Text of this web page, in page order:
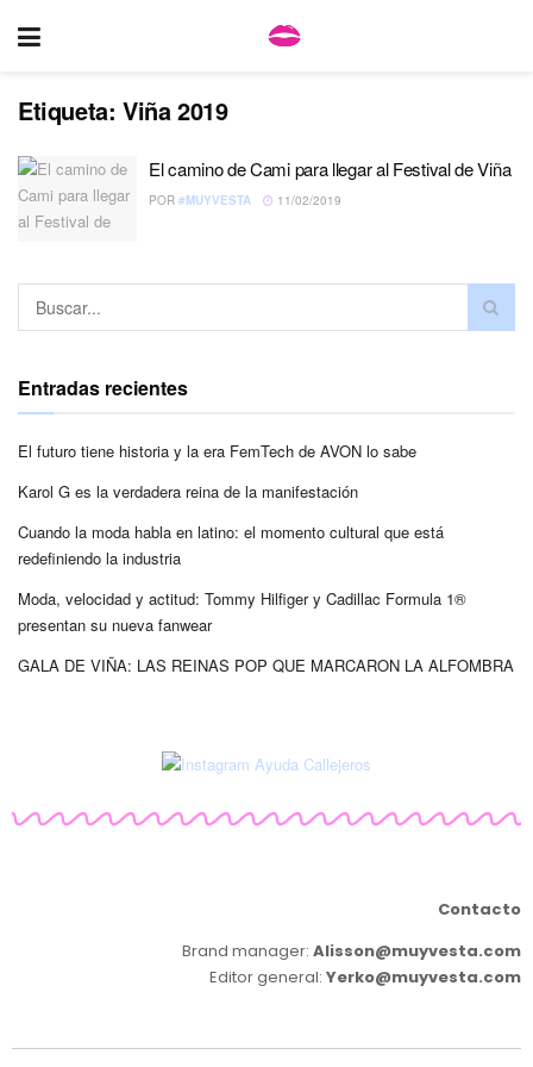
Etiqueta: Viña 2019
El camino de Cami para llegar al Festival de Viña
POR #MUYVESTA 11/02/2019
Entradas recientes
El futuro tiene historia y la era FemTech de AVON lo sabe
Karol G es la verdadera reina de la manifestación
Cuando la moda habla en latino: el momento cultural que está
redefiniendo la industria
Moda, velocidad y actitud: Tommy Hilfiger y Cadillac Formula 1®
presentan su nueva fanwear
GALA DE VIÑA: LAS REINAS POP QUE MARCARON LA ALFOMBRA
Contacto
Brand manager: Alisson@muyvesta.com
Editor general: Yerko@muyvesta.com